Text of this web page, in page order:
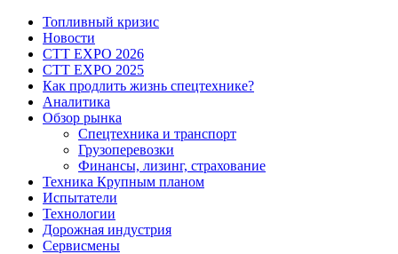
Топливный кризис
Новости
CTT EXPO 2026
CTT EXPO 2025
Как продлить жизнь спецтехнике?
Аналитика
Обзор рынка
Спецтехника и транспорт
Грузоперевозки
Финансы, лизинг, страхование
Техника Крупным планом
Испытатели
Технологии
Дорожная индустрия
Сервисмены